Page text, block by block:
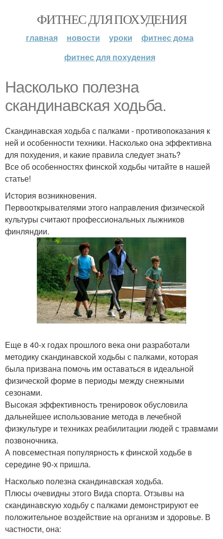
ФИТНЕС ДЛЯ ПОХУДЕНИЯ
главная новости уроки
фитнес дома
фитнес для похудения
Насколько полезна
скандинавская ходьба.
Скандинавская ходьба с палками - противопоказания к
ней и особенности техники. Насколько она эффективна
для похудения, и какие правила следует знать?
Все об особенностях финской ходьбы читайте в нашей
статье!
История возникновения.
Первооткрывателями этого направления физической
культуры считают профессиональных лыжников
финляндии.
Еще в 40-х годах прошлого века они разработали
методику скандинавской ходьбы с палками, которая
была призвана помочь им оставаться в идеальной
физической форме в периоды между снежными
сезонами.
Высокая эффективность тренировок обусловила
дальнейшее использование метода в лечебной
физкультуре и техниках реабилитации людей с травмами
позвоночника.
А повсеместная популярность к финской ходьбе в
середине 90-х пришла.
Насколько полезна скандинавская ходьба.
Плюсы очевидны этого Вида спорта. Отзывы на
скандинавскую ходьбу с палками демонстрируют ее
положительное воздействие на организм и здоровье. В
частности, она: